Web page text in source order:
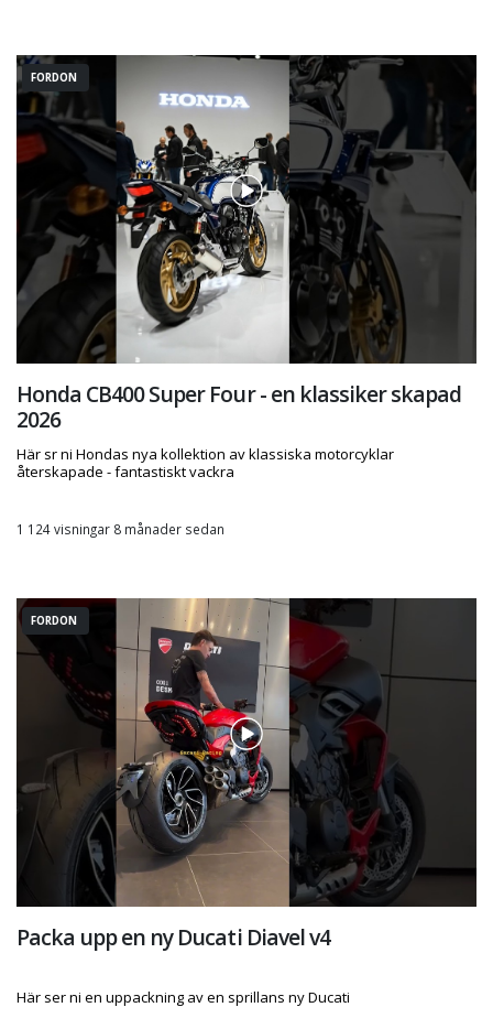
FORDON
Honda CB400 Super Four - en klassiker skapad
2026
Här sr ni Hondas nya kollektion av klassiska motorcyklar
återskapade - fantastiskt vackra
1 124 visningar 8 månader sedan
FORDON
Packa upp en ny Ducati Diavel v4
Här ser ni en uppackning av en sprillans ny Ducati